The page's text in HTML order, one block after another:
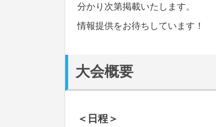
分かり次第掲載いたします。
情報提供をお待ちしています！
大会概要
＜日程＞